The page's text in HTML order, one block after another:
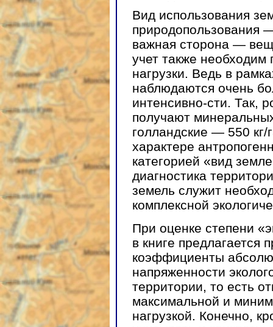
Вид использования
природопользования
важная сторона —
учет также необходим
нагрузки. Ведь в
наблюдаются очень
интенсивно-сти. Так,
получают
голландские — 550 кг/
характере
категорией «вид
диагностика
земель служит
комплексной
При оценке степени
в книге предлагается
коэффициенты
напряженности
территории, то есть
максимальной и
нагрузкой. Конечно,